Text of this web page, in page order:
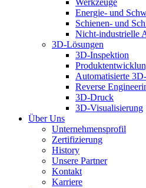
Werkzeuge
Energie- und
Schienen- und
Nicht-industrielle
3D-Lösungen
3D-Inspektion
Automatisierte
Reverse
3D-Druck
3D-Visualisierung
Über Uns
Unternehmensprofil
Zertifizierung
History
Unsere Partner
Kontakt
Karriere